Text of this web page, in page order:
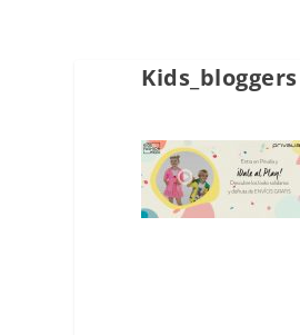
Kids_bloggers